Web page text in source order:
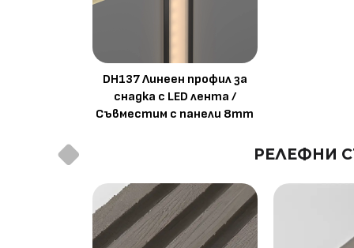
DH137 Линеен профил за
снадка с LED лента /
Съвместим с панели 8mm
РЕЛЕФНИ